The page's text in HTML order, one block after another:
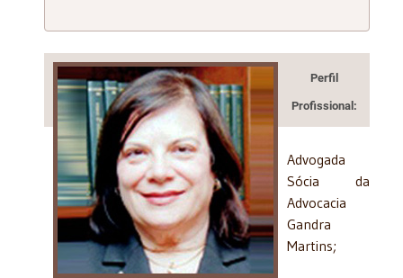
Perfil
Profissional:
Advogada
Sócia da
Advocacia
Gandra
Martins;